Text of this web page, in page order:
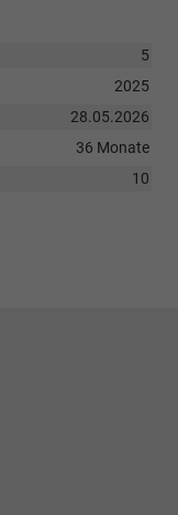
5
2025
28.05.2026
36 Monate
10